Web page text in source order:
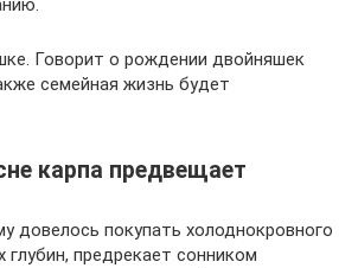
Говорит о рождении двойняшек
семейная жизнь будет
карпа предвещает
довелось покупать холоднокровного
предрекает сонником